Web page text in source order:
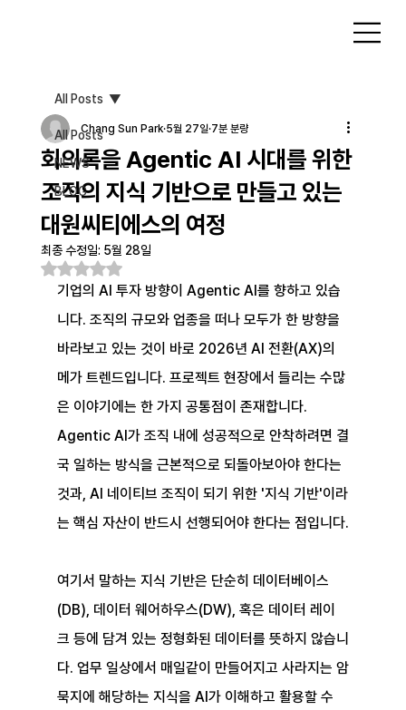
All Posts
NEWS
BLOG
All Posts
회의록을 Agentic AI 시대를 위한
조직의 지식 기반으로 만들고 있는
대원씨티에스의 여정
Chang Sun Park 5월 27일 7분 분량
최종 수정일: 5월 28일
별점 5점 중 NaN점을 주었습니다.
기업의 AI 투자 방향이 Agentic AI를 향하고 있습
니다. 조직의 규모와 업종을 떠나 모두가 한 방향을
바라보고 있는 것이 바로 2026년 AI 전환(AX)의
메가 트렌드입니다. 프로젝트 현장에서 들리는 수많
은 이야기에는 한 가지 공통점이 존재합니다.
Agentic AI가 조직 내에 성공적으로 안착하려면 결
국 일하는 방식을 근본적으로 되돌아보아야 한다는
것과, AI 네이티브 조직이 되기 위한 '지식 기반'이라
는 핵심 자산이 반드시 선행되어야 한다는 점입니다.
여기서 말하는 지식 기반은 단순히 데이터베이스
(DB), 데이터 웨어하우스(DW), 혹은 데이터 레이
크 등에 담겨 있는 정형화된 데이터를 뜻하지 않습니
다. 업무 일상에서 매일같이 만들어지고 사라지는 암
묵지에 해당하는 지식을 AI가 이해하고 활용할 수